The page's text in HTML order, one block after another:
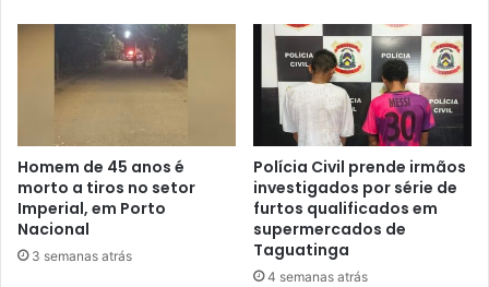
Homem de 45 anos é
morto a tiros no setor
Imperial, em Porto
Nacional
3 semanas atrás
Polícia Civil prende irmãos
investigados por série de
furtos qualificados em
supermercados de
Taguatinga
4 semanas atrás